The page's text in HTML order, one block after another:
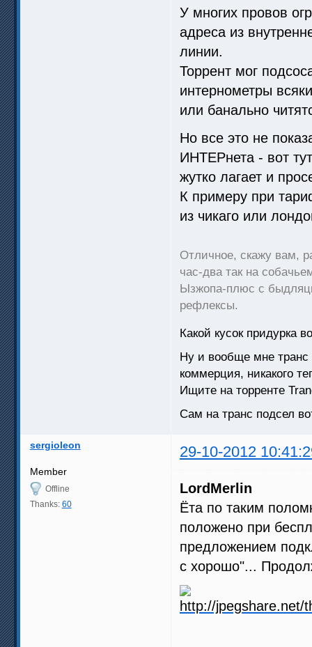
У многих провов
адреса из
линии.
Торрент мог
интернометры
или банально
Но все это не
ИНТЕРнета - вот
жутко лагает и
К примеру при
из чикаго или
Отличное, скажу вам,
час-два так на
Ызжопа-плюс с
рефлексы.
Какой кусок придурка
Ну и вообще мне транс
коммерция, никакого
Ищите на торренте
Сам на транс подсел
sergioleon 29-10-2012
Member
Offline
Thanks: 60
LordMerlin
Ёта по таким
положено при
предложением
с хорошо"...